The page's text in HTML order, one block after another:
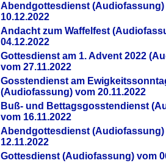
Abendgottesdienst (Audiofassung)
10.12.2022
Andacht zum Waffelfest
04.12.2022
Gottesdienst am 1. Advent 2022
vom 27.11.2022
Gosstendienst am
(Audiofassung) vom 20.11.2022
Buß- und Bettagsgosstendienst
vom 16.11.2022
Abendgottesdienst (Audiofassung)
12.11.2022
Gottesdienst (Audiofassung) vom